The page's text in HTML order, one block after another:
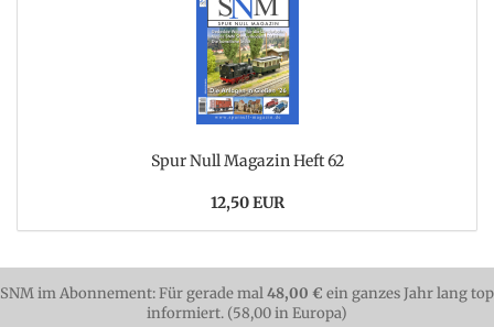
Spur Null Magazin Heft 62
12,50 EUR
SNM im Abonnement: Für gerade mal48,00 € ein ganzes Jahr lang top
informiert. (58,00 in Europa)